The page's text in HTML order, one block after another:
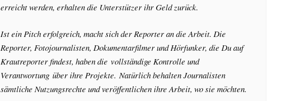
erreicht werden, erhalten die Unterstützer ihr Geld zurück.
Ist ein Pitch erfolgreich, macht sich der Reporter an die Arbeit. Die
Reporter, Fotojournalisten, Dokumentarfilmer und Hörfunker, die Du auf
Krautreporter findest, haben die vollständige Kontrolle und
Verantwortung über ihre Projekte. Natürlich behalten Journalisten
sämtliche Nutzungsrechte und veröffentlichen ihre Arbeit, wo sie möchten.